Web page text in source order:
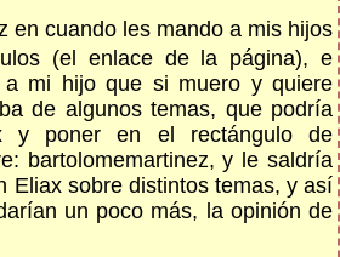
en cuando les mando a mis hijos
(el enlace de la página), e
mi hijo que si muero y quiere
de algunos temas, que podría
y poner en el rectángulo de
bartolomemartinez, y le saldría
Eliax sobre distintos temas, y así
un poco más, la opinión de